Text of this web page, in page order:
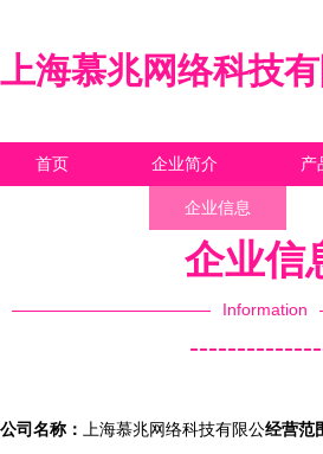
上海慕兆网络科技有
首页 企业简介 产
企业信息
企业信
Information
公司名称：
上海慕兆网络科技有限公经营范